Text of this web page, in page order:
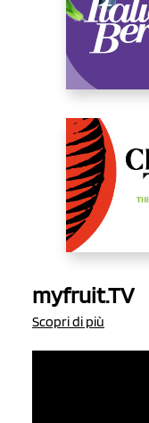
myfruit.TV
Scopri di più